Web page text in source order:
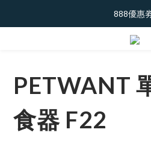
加入新會員  ｜ 領
888優惠
加入新會員  ｜ 領
PETWANT
食器 F22